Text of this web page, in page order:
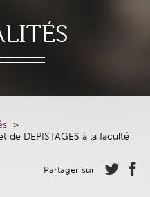
de DEPISTAGES à la faculté
Partager sur